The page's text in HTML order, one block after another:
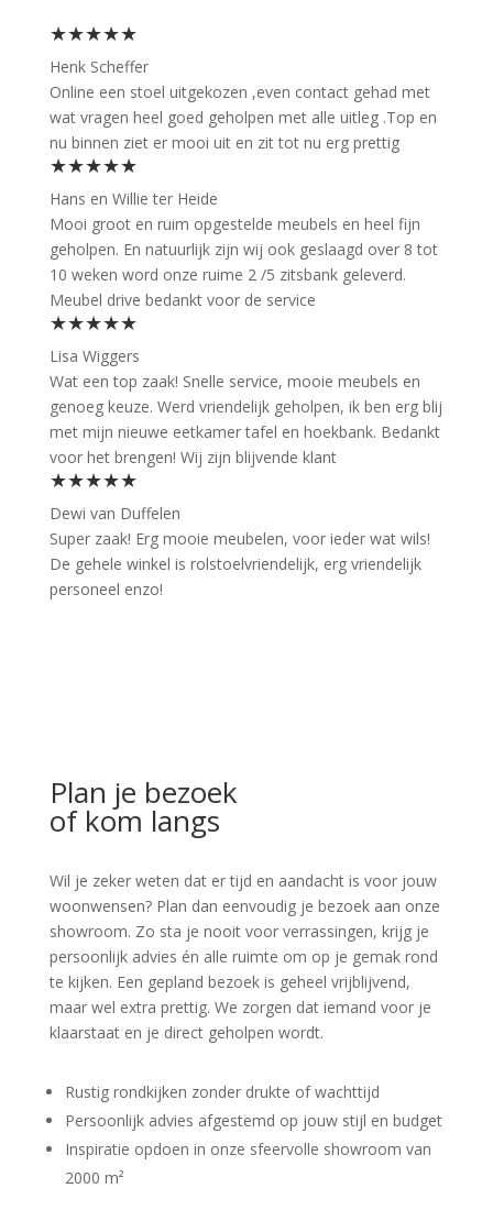
★★★★★
Henk Scheffer
Online een stoel uitgekozen ,even contact gehad met
wat vragen heel goed geholpen met alle uitleg .Top en
nu binnen ziet er mooi uit en zit tot nu erg prettig
★★★★★
Hans en Willie ter Heide
Mooi groot en ruim opgestelde meubels en heel fijn
geholpen. En natuurlijk zijn wij ook geslaagd over 8 tot
10 weken word onze ruime 2 /5 zitsbank geleverd.
Meubel drive bedankt voor de service
★★★★★
Lisa Wiggers
Wat een top zaak! Snelle service, mooie meubels en
genoeg keuze. Werd vriendelijk geholpen, ik ben erg blij
met mijn nieuwe eetkamer tafel en hoekbank. Bedankt
voor het brengen! Wij zijn blijvende klant
★★★★★
Dewi van Duffelen
Super zaak! Erg mooie meubelen, voor ieder wat wils!
De gehele winkel is rolstoelvriendelijk, erg vriendelijk
personeel enzo!
Plan je bezoek
of kom langs
Wil je zeker weten dat er tijd en aandacht is voor jouw
woonwensen? Plan dan eenvoudig je bezoek aan onze
showroom. Zo sta je nooit voor verrassingen, krijg je
persoonlijk advies én alle ruimte om op je gemak rond
te kijken. Een gepland bezoek is geheel vrijblijvend,
maar wel extra prettig. We zorgen dat iemand voor je
klaarstaat en je direct geholpen wordt.
Rustig rondkijken zonder drukte of wachttijd
Persoonlijk advies afgestemd op jouw stijl en budget
Inspiratie opdoen in onze sfeervolle showroom van
2000 m²